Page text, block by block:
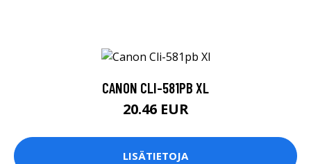
CANON CLI-581PB XL
20.46 EUR
LISÄTIETOJA